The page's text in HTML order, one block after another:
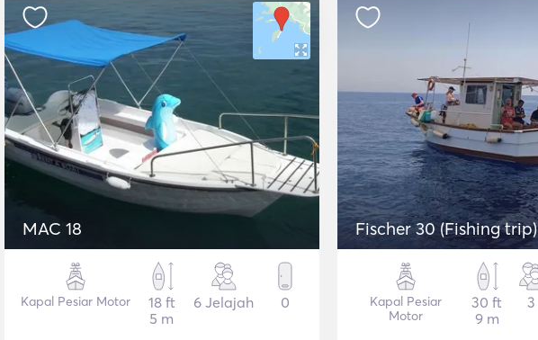
MAC 18
Kapal Pesiar Motor
18 ft
5 m
6 Jelajah 0
Fischer 30 (Fishing trip)
Kapal Pesiar
Motor
30 ft
9 m
3